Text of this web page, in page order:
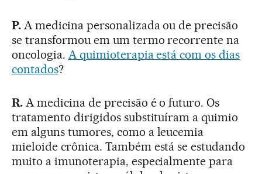
P.A medicina personalizada ou de precisão
se transformou em um termo recorrente na
oncologia. A quimioterapia está com os dias
contados?
R.A medicina de precisão é o futuro. Os
tratamento dirigidos substituíram a quimio
em alguns tumores, como a leucemia
mieloide crônica. Também está se estudando
muito a imunoterapia, especialmente para